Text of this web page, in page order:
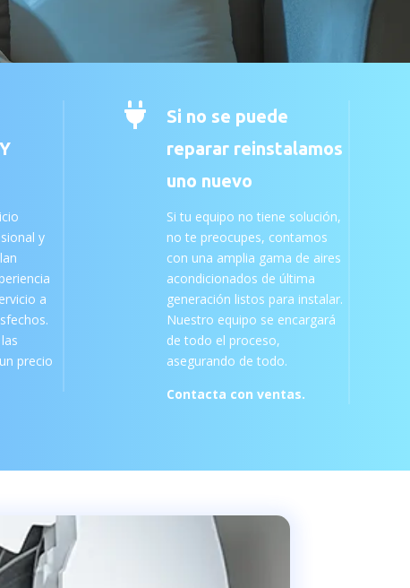
y
a
precio

Si no se puede
reparar reinstalamos
uno nuevo
Si tu equipo no tiene solución,
no te preocupes, contamos
con una amplia gama de aires
acondicionados de última
generación listos para instalar.
Nuestro equipo se encargará
de todo el proceso,
asegurando de todo.
Contacta con ventas.